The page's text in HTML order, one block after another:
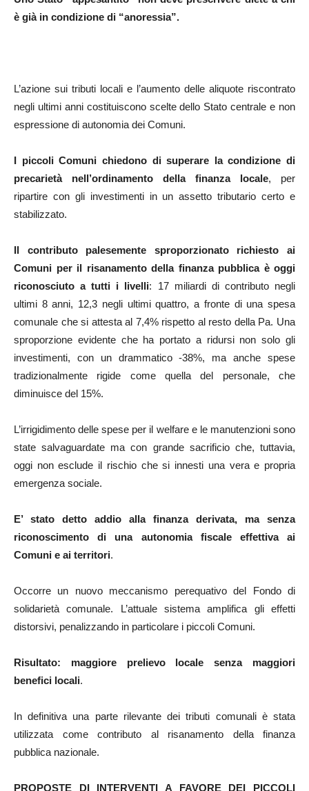
è già in condizione di “anoressia”.
L’azione sui tributi locali e l’aumento delle aliquote riscontrato
negli ultimi anni costituiscono scelte dello Stato centrale e non
espressione di autonomia dei Comuni.
I piccoli Comuni chiedono di superare la condizione di
precarietà nell’ordinamento della finanza locale, per
ripartire con gli investimenti in un assetto tributario certo e
stabilizzato.
Il contributo palesemente sproporzionato richiesto ai
Comuni per il risanamento della finanza pubblica è oggi
riconosciuto a tutti i livelli: 17 miliardi di contributo negli
ultimi 8 anni, 12,3 negli ultimi quattro, a fronte di una spesa
comunale che si attesta al 7,4% rispetto al resto della Pa. Una
sproporzione evidente che ha portato a ridursi non solo gli
investimenti, con un drammatico -38%, ma anche spese
tradizionalmente rigide come quella del personale, che
diminuisce del 15%.
L’irrigidimento delle spese per il welfare e le manutenzioni sono
state salvaguardate ma con grande sacrificio che, tuttavia,
oggi non esclude il rischio che si innesti una vera e propria
emergenza sociale.
E’ stato detto addio alla finanza derivata, ma senza
riconoscimento di una autonomia fiscale effettiva ai
Comuni e ai territori.
Occorre un nuovo meccanismo perequativo del Fondo di
solidarietà comunale. L’attuale sistema amplifica gli effetti
distorsivi, penalizzando in particolare i piccoli Comuni.
Risultato: maggiore prelievo locale senza maggiori
benefici locali.
In definitiva una parte rilevante dei tributi comunali è stata
utilizzata come contributo al risanamento della finanza
pubblica nazionale.
PROPOSTE DI INTERVENTI A FAVORE DEI PICCOLI